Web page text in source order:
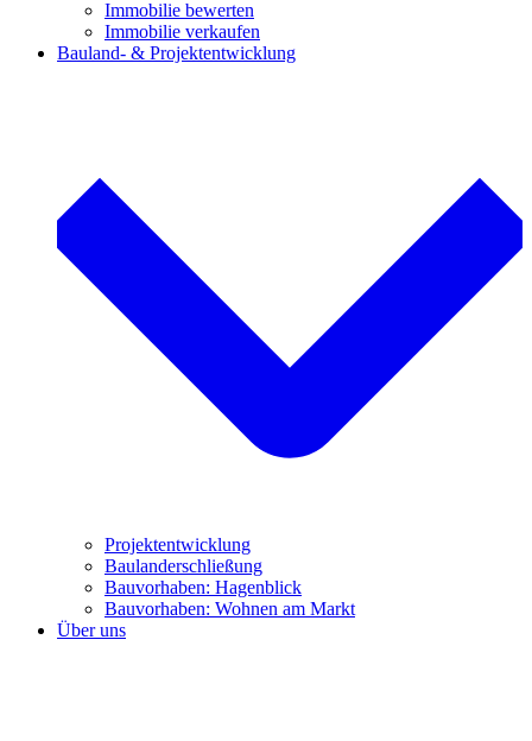
Immobilie bewerten
Immobilie verkaufen
Bauland- & Projektentwicklung
Projektentwicklung
Baulanderschließung
Bauvorhaben: Hagenblick
Bauvorhaben: Wohnen am Markt
Über uns